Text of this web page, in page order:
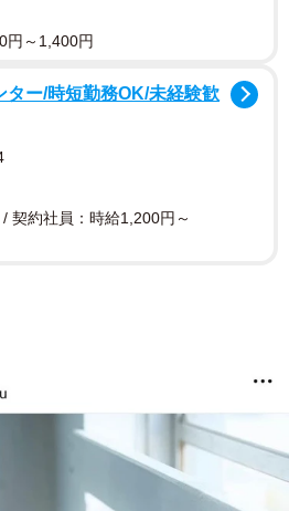
円～1,400円
ター/時短勤務OK/未経験歓
契約社員：時給1,200円～